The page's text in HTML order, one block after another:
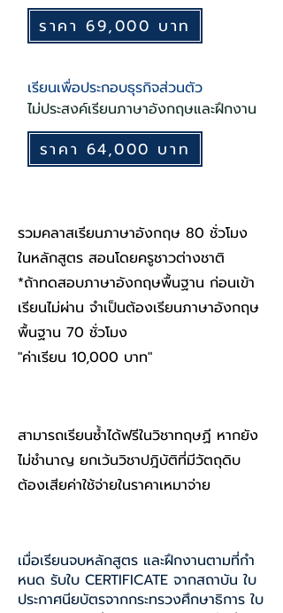
ราคา 69,000 บาท
เรียนเพื่อประกอบธุรกิจส่วนตัว
ไม่ประสงค์เรียนภาษาอังกฤษและฝึกงาน
ราคา 64,000 บาท
รวมคลาสเรียนภาษาอังกฤษ 80 ชั่วโมง
ในหลักสูตร สอนโดยครูชาวต่างชาติ
*ถ้าทดสอบภาษาอังกฤษพื้นฐาน ก่อนเข้า
เรียนไม่ผ่าน จำเป็นต้องเรียนภาษาอังกฤษ
พื้นฐาน 70 ชั่วโมง
"ค่าเรียน 10,000 บาท"
สามารถเรียนซ้ำได้ฟรีในวิชาทฤษฏี​ หากยัง
ไม่ชำนาญ​ ยกเว้นวิชาปฎิบัติที่มีวัตถุดิบ​
ต้องเสียค่าใช้จ่ายในราคาเหมาจ่าย
เมื่อเรียนจบหลักสูตร และฝึกงานตามที่กํา
หนด รับใบ CERTIFICATE จากสถาบัน ใบ
ประกาศนียบัตรจากกระทรวงศึกษาธิการ ใบ